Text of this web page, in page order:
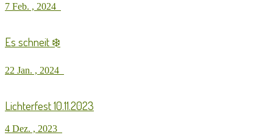
7 Feb. , 2024
Es schneit ❄️
22 Jan. , 2024
Lichterfest 10.11.2023
4 Dez. , 2023